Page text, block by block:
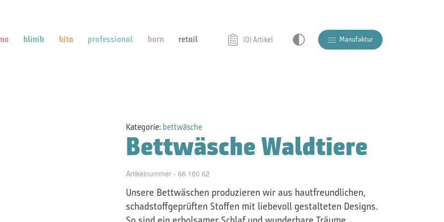
klinik kita professional born retail (0) Artikel Manufaktur
Kategorie: bettwäsche
Bettwäsche Waldtiere
Artikelnummer - 66 160 62
Unsere Bettwäschen produzieren wir aus hautfreundlichen,
schadstoffgeprüften Stoffen mit liebevoll gestalteten Designs.